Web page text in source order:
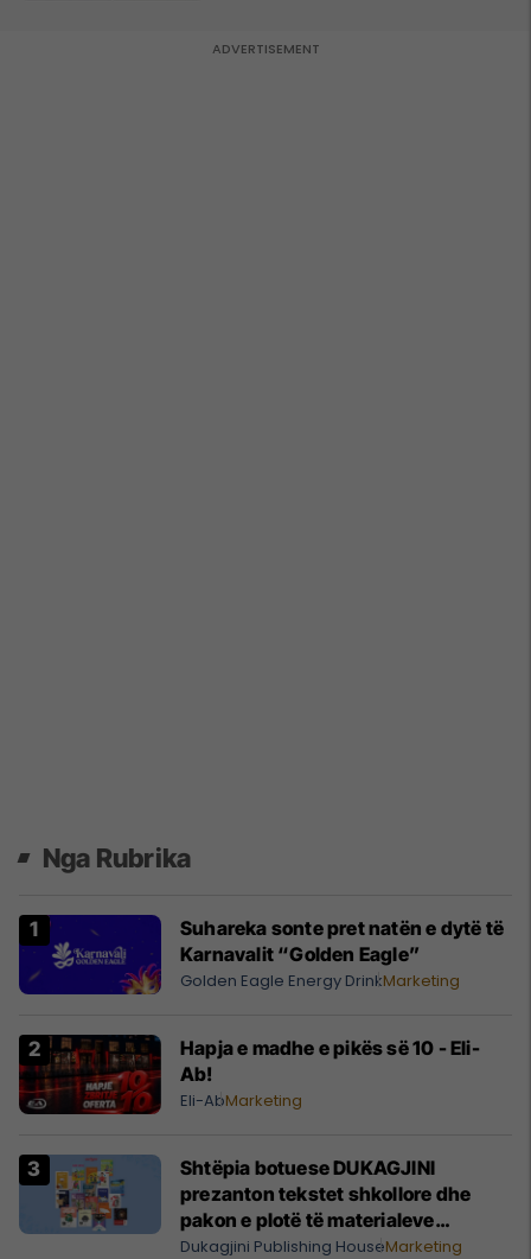
Nga Rubrika
Suhareka sonte pret natën e dytë të
Karnavalit “Golden Eagle”
Golden Eagle Energy DrinkMarketing
Hapja e madhe e pikës së 10 - Eli-
Ab!
Eli-AbMarketing
Shtëpia botuese DUKAGJINI
prezanton tekstet shkollore dhe
pakon e plotë të materialeve
mësimore për klasat 1-9
Dukagjini Publishing HouseMarketing